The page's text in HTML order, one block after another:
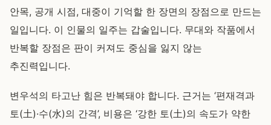
안목, 공개 시점, 대중이 기억할 한 장면의 장점으로 만드는
일입니다. 이 인물의 일주는 갑술입니다. 무대와 작품에서
반복할 장점은 판이 커져도 중심을 잃지 않는
추진력입니다.
변우석의 타고난 힘은 반복돼야 합니다. 근거는 ‘편재격과
토(土)·수(水)의 간격’, 비용은 ‘강한 토(土)의 속도가 약한